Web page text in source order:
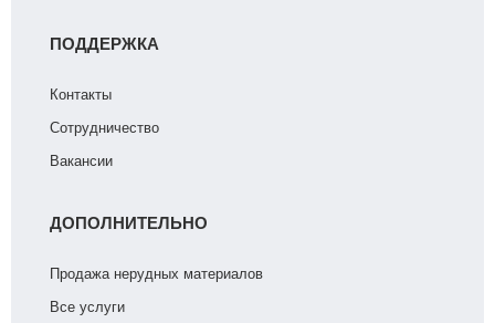
ПОДДЕРЖКА
Контакты
Сотрудничество
Вакансии
ДОПОЛНИТЕЛЬНО
Продажа нерудных материалов
Все услуги